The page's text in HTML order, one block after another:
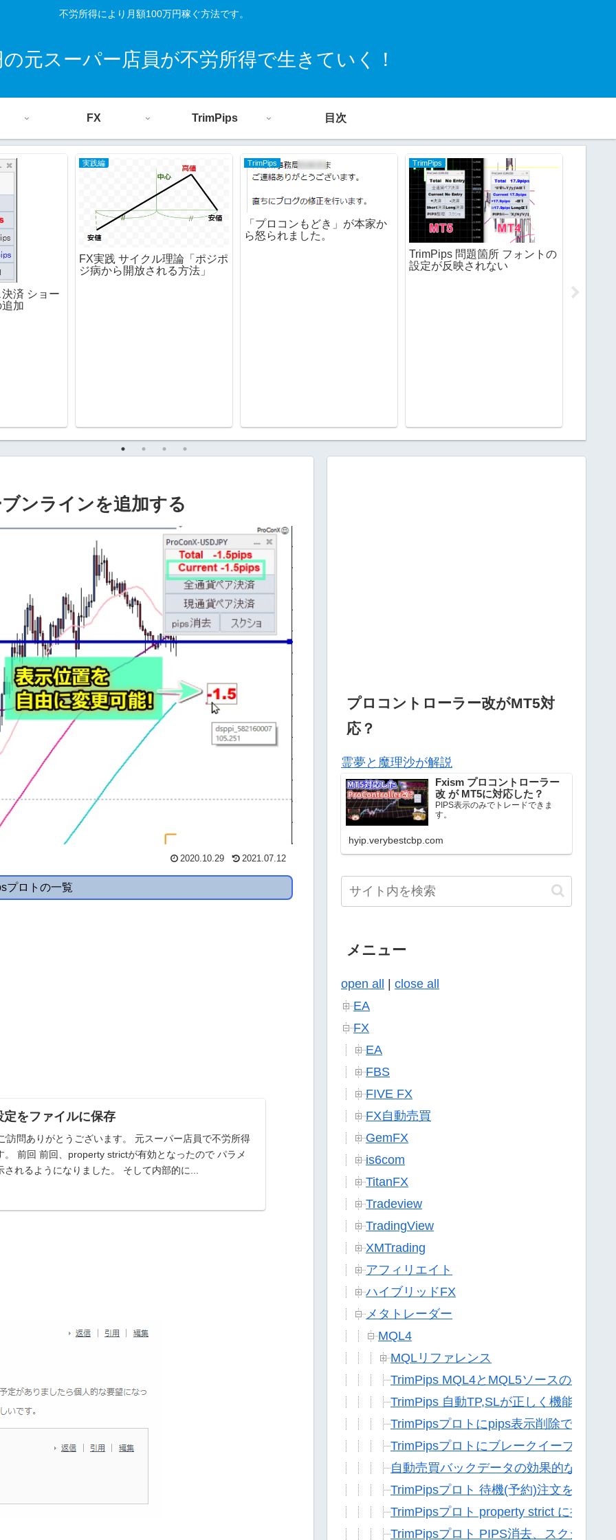
不労所得により月額100万円稼ぐ方法です。
元スーパー店員が不労所得で生きていく！
FX TrimPips 目次
済 ショー
加
実践編
FX実践 サイクル理論「ポジポ
ジ病から開放される方法」
TrimPips
「プロコンもどき」が本家か
ら怒られました。
TrimPips
TrimPips 問題箇所 フォントの
設定が反映されない
ンラインを追加する
2020.10.29 2021.07.12
プロトの一覧
をファイルに保存
訪問ありがとうございます。 元スーパー店員で不労所得
。 前回 前回、property strictが有効となったので パラメ
れるようになりました。 そして内部的に...
プロコントローラー改がMT5対
応？
霊夢と魔理沙が解説
Fxism プロコントローラー
改 が MT5に対応した？
PIPS表示のみでトレードできま
す。
hyip.verybestcbp.com
メニュー
open all
close all
EA
FX
EA
FBS
FIVE FX
FX自動売買
GemFX
is6com
TitanFX
Tradeview
TradingView
XMTrading
アフィリエイト
ハイブリッドFX
メタトレーダー
MQL4
MQLリファレンス
TrimPips MQL4とMQL5ソースの共通化
TrimPips 自動TP,SLが正しく機能しない
TrimPipsプロトにpips表示削除で決済処
TrimPipsプロトにブレークイーブンライ
自動売買バックデータの効果的な作り
TrimPipsプロト 待機(予約)注文を無視す
TrimPipsプロト property strict に挑戦
TrimPipsプロト PIPS消去、スクショの